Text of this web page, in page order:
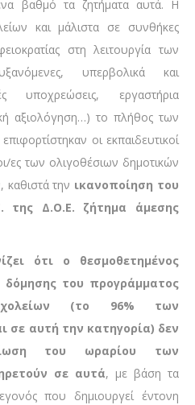
βαθμό τα ζητήματα αυτά. Η
και μάλιστα σε συνθήκες
στη λειτουργία των
υπερβολικά και
υποχρεώσεις, εργαστήρια
αξιολόγηση…) το πλήθος των
οι εκπαιδευτικοί
ες των ολιγοθέσιων δημοτικών
καθιστά την ικανοποίηση του
της Δ.Ο.Ε. ζήτημα άμεσης
ότι ο θεσμοθετημένος
δόμησης του προγράμματος
(το 96% των
σε αυτή την κατηγορία) δεν
του ωραρίου των
σε αυτά, με βάση τα
που δημιουργεί έντονη